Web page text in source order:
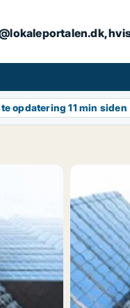
opdatering11 min siden